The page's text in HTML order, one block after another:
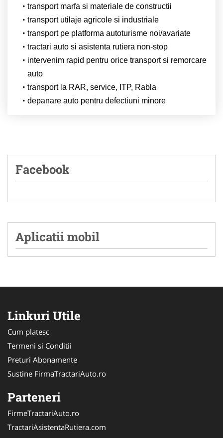
transport marfa si materiale de constructii
transport utilaje agricole si industriale
transport pe platforma autoturisme noi/avariate
tractari auto si asistenta rutiera non-stop
intervenim rapid pentru orice transport si remorcare
auto
transport la RAR, service, ITP, Rabla
depanare auto pentru defectiuni minore
Facebook
Aplicatii mobil
Linkuri Utile
Cum platesc
Termeni si Conditii
Preturi Abonamente
Sustine FirmaTractariAuto.ro
Parteneri
FirmeTractariAuto.ro
TractariAsistentaRutiera.com